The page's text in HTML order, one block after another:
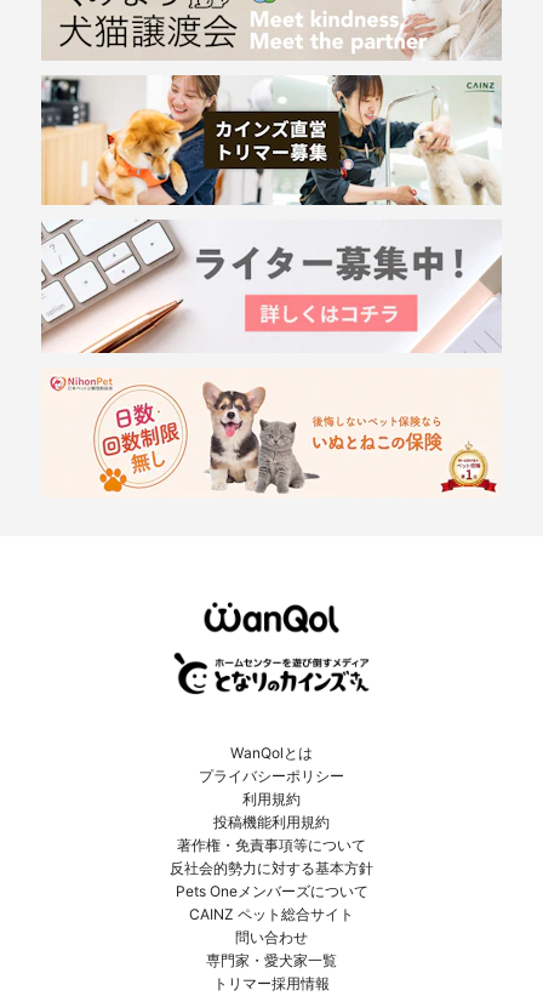
WanQolとは
プライバシーポリシー
利用規約
投稿機能利用規約
著作権・免責事項等について
反社会的勢力に対する基本方針
Pets Oneメンバーズについて
CAINZ ペット総合サイト
問い合わせ
専門家・愛犬家一覧
トリマー採用情報